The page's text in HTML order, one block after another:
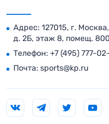
Адрес: 127015, г.
д. 2Б, этаж 8, помещ.
Телефон: +7 (495) 777-
Почта: sports@kp.ru